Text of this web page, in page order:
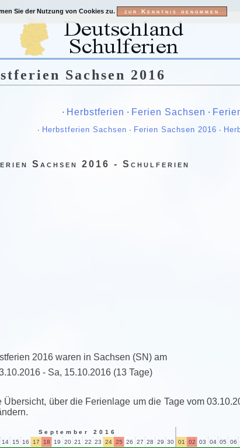
Sachsen 2016
∙ Herbstferien ∙ Ferien Sachsen ∙
∙ Herbstferien Sachsen ∙ Ferien Sachsen 2016 ∙
Sachsen 2016 - Schulferien
2016 waren in Sachsen (SN) am
- Sa, 15.10.2016 (13 Tage)
Übersicht, über die Ferienlage um die Tage vom
September 2016
14 15 16 17 18 19 20 21 22 23 24 25 26 27 28 29 30 01 02 03 04 05 06
Sie der Nutzung von Cookies zu.